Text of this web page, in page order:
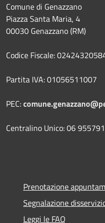
Comune di Genazzano
Piazza Santa Maria, 4
00030 Genazzano (RM)
Codice Fiscale:
Partita IVA: 01056511007
PEC:
Centralino Unico: 06 955791
Prenotazione
Segnalazione
Leggi le FAQ